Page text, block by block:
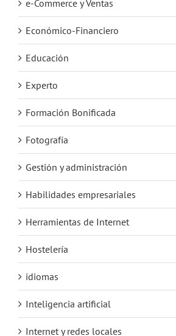
e-Commerce y Ventas
Económico-Financiero
Educación
Experto
Formación Bonificada
Fotografía
Gestión y administración
Habilidades empresariales
Herramientas de Internet
Hostelería
idiomas
Inteligencia artificial
Internet y redes locales